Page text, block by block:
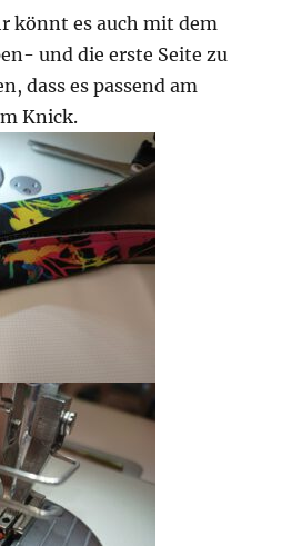
könnt es auch mit dem
und die erste Seite zu
dass es passend am
Knick.